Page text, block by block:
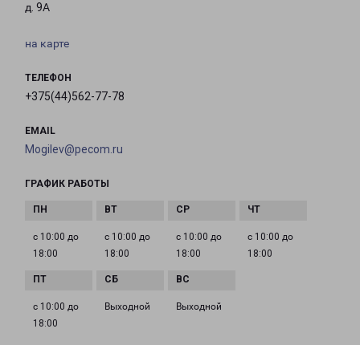
д. 9А
на карте
ТЕЛЕФОН
+375(44)562-77-78
EMAIL
Mogilev@pecom.ru
ГРАФИК РАБОТЫ
с 10:00 до
18:00
с 10:00 до
18:00
с 10:00 до
18:00
с 10:00 до
18:00
с 10:00 до
18:00
Выходной Выходной